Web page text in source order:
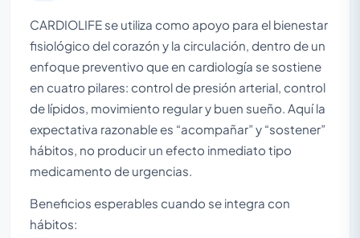
CARDIOLIFE se utiliza como apoyo para el bienestar
fisiológico del corazón y la circulación, dentro de un
enfoque preventivo que en cardiología se sostiene
en cuatro pilares: control de presión arterial, control
de lípidos, movimiento regular y buen sueño. Aquí la
expectativa razonable es “acompañar” y “sostener”
hábitos, no producir un efecto inmediato tipo
medicamento de urgencias.
Beneficios esperables cuando se integra con
hábitos: